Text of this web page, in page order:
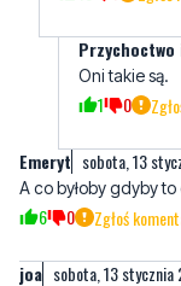
sobota, 13
A co byłoby gdyby
joa sobota, 13
Brawo dla rodziców
zaufać drugiej